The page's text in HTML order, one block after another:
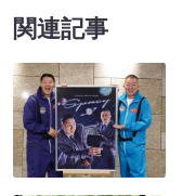
関連記事